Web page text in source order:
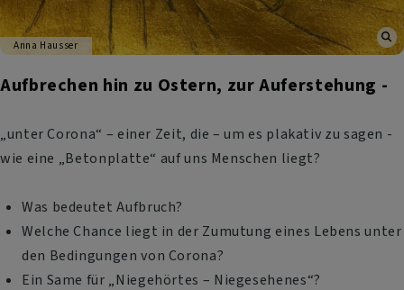
Anna Hausser
Aufbrechen hin zu Ostern, zur Auferstehung -
„unter Corona“ – einer Zeit, die – um es plakativ zu sagen -
wie eine „Betonplatte“ auf uns Menschen liegt?
Was bedeutet Aufbruch?
Welche Chance liegt in der Zumutung eines Lebens unter
den Bedingungen von Corona?
Ein Same für „Niegehörtes – Niegesehenes“?